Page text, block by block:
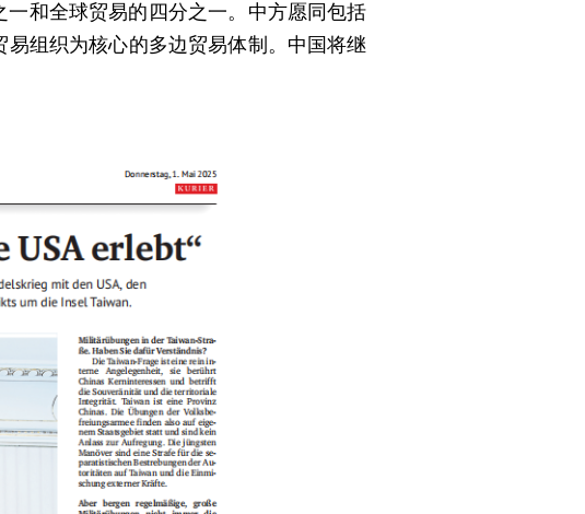
和全球贸易的四分之一。中方愿同包括
组织为核心的多边贸易体制。中国将继